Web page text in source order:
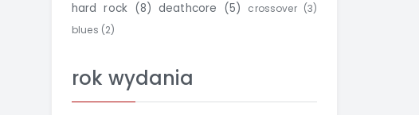
hard rock (8) deathcore (5) crossover (3)
blues (2)
rok wydania